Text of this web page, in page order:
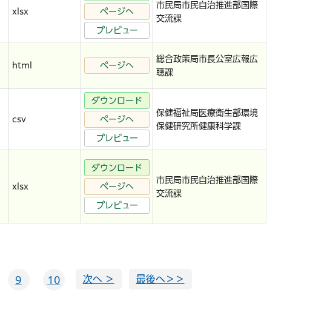
xlsx ページへ
プレビュー
市民局市民自治推進部国際
交流課
html ページへ
総合政策局市長公室広報広
聴課
csv
ダウンロード
ページへ
プレビュー
保健福祉局医療衛生部環境
保健研究所健康科学課
xlsx
ダウンロード
ページへ
プレビュー
市民局市民自治推進部国際
交流課
9 10 次へ ＞ 最後へ＞＞